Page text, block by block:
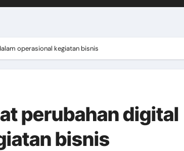
operasional kegiatan bisnis
perubahan digital
bisnis